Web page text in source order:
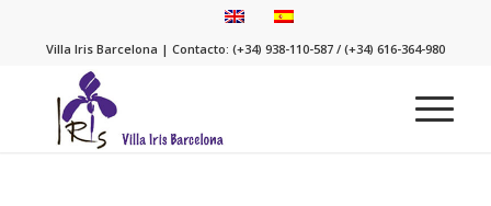
Villa Iris Barcelona | Contacto: (+34) 938-110-587 / (+34) 616-364-980